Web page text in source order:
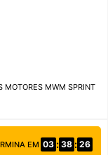
MOTORES MWM SPRINT
EM 03 : 38 : 26